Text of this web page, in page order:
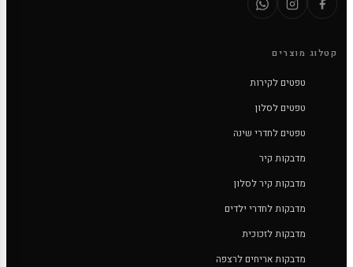
קטלוג מוצרים
טפטים לקירות
טפטים לסלון
טפטים לחדרי שינה
מדבקות קיר
מדבקות קיר לסלון
מדבקות לחדרי ילדים
מדבקות לזכוכית
מדבקות אריחים לרצפה